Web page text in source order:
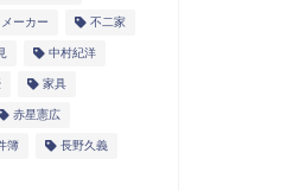
メーカー 不二家
中村紀洋
家具
赤星憲広
簿 長野久義